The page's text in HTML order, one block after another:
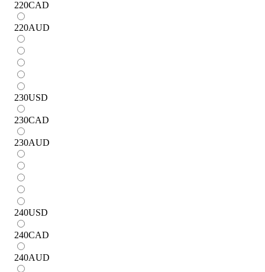
220CAD
220AUD
230USD
230CAD
230AUD
240USD
240CAD
240AUD